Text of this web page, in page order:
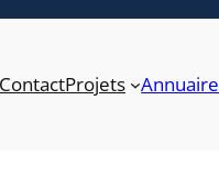
ContactProjets Annuaire